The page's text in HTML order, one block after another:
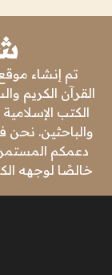
تم إنشاء
القرآن الكريم
الكتب
والباحثين. نحن
دعمكم المستمر
خالصًا لوجهه